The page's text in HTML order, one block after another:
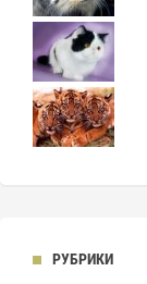
РУБРИКИ